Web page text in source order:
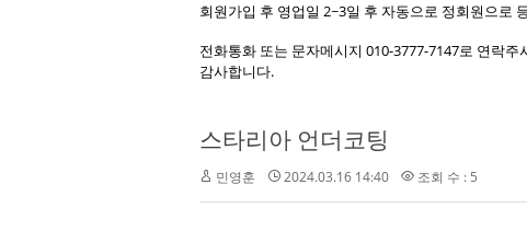
회원가입 후 영업일 2~3일 후 자동으로 정회원으로
전화통화 또는 문자메시지 010-3777-7147로 연락
감사합니다.
스타리아 언더코팅
민영훈 2024.03.16 14:40 조회 수 : 5